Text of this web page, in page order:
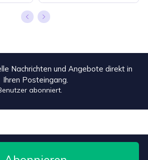
herunterladen
Nachrichten und Angebote direkt in
Ihren Posteingang.
abonniert.